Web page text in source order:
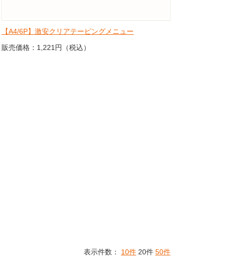
【A4/6P】激安クリアテーピングメニュー
販売価格：1,221円（税込）
表示件数： 10件 20件 50件